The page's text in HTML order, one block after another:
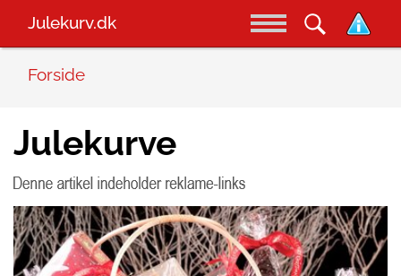
Julekurv.dk
Forside
Julekurve